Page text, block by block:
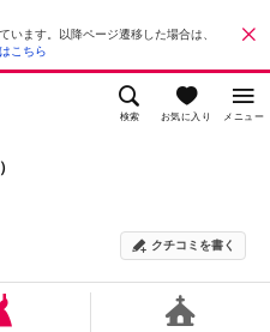
います。以降ページ遷移した場合は、
こちら
検索 お気に入り メニュー
クチコミを書く